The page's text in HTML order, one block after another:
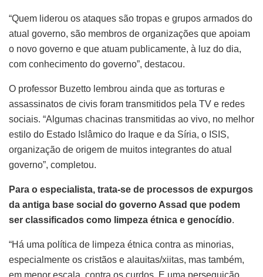
“Quem liderou os ataques são tropas e grupos armados do
atual governo, são membros de organizações que apoiam
o novo governo e que atuam publicamente, à luz do dia,
com conhecimento do governo”, destacou.
O professor Buzetto lembrou ainda que as torturas e
assassinatos de civis foram transmitidos pela TV e redes
sociais. “Algumas chacinas transmitidas ao vivo, no melhor
estilo do Estado Islâmico do Iraque e da Síria, o ISIS,
organização de origem de muitos integrantes do atual
governo”, completou.
Para o especialista, trata-se de processos de expurgos
da antiga base social do governo Assad que podem
ser classificados como limpeza étnica e genocídio.
“Há uma política de limpeza étnica contra as minorias,
especialmente os cristãos e alauitas/xiitas, mas também,
em menor escala, contra os curdos. E uma perseguição